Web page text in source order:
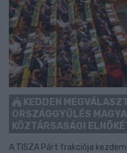
KEDDEN
ORSZÁGGYŰLÉS
KÖZTÁRSASÁGI
A TISZA Párt frakciója